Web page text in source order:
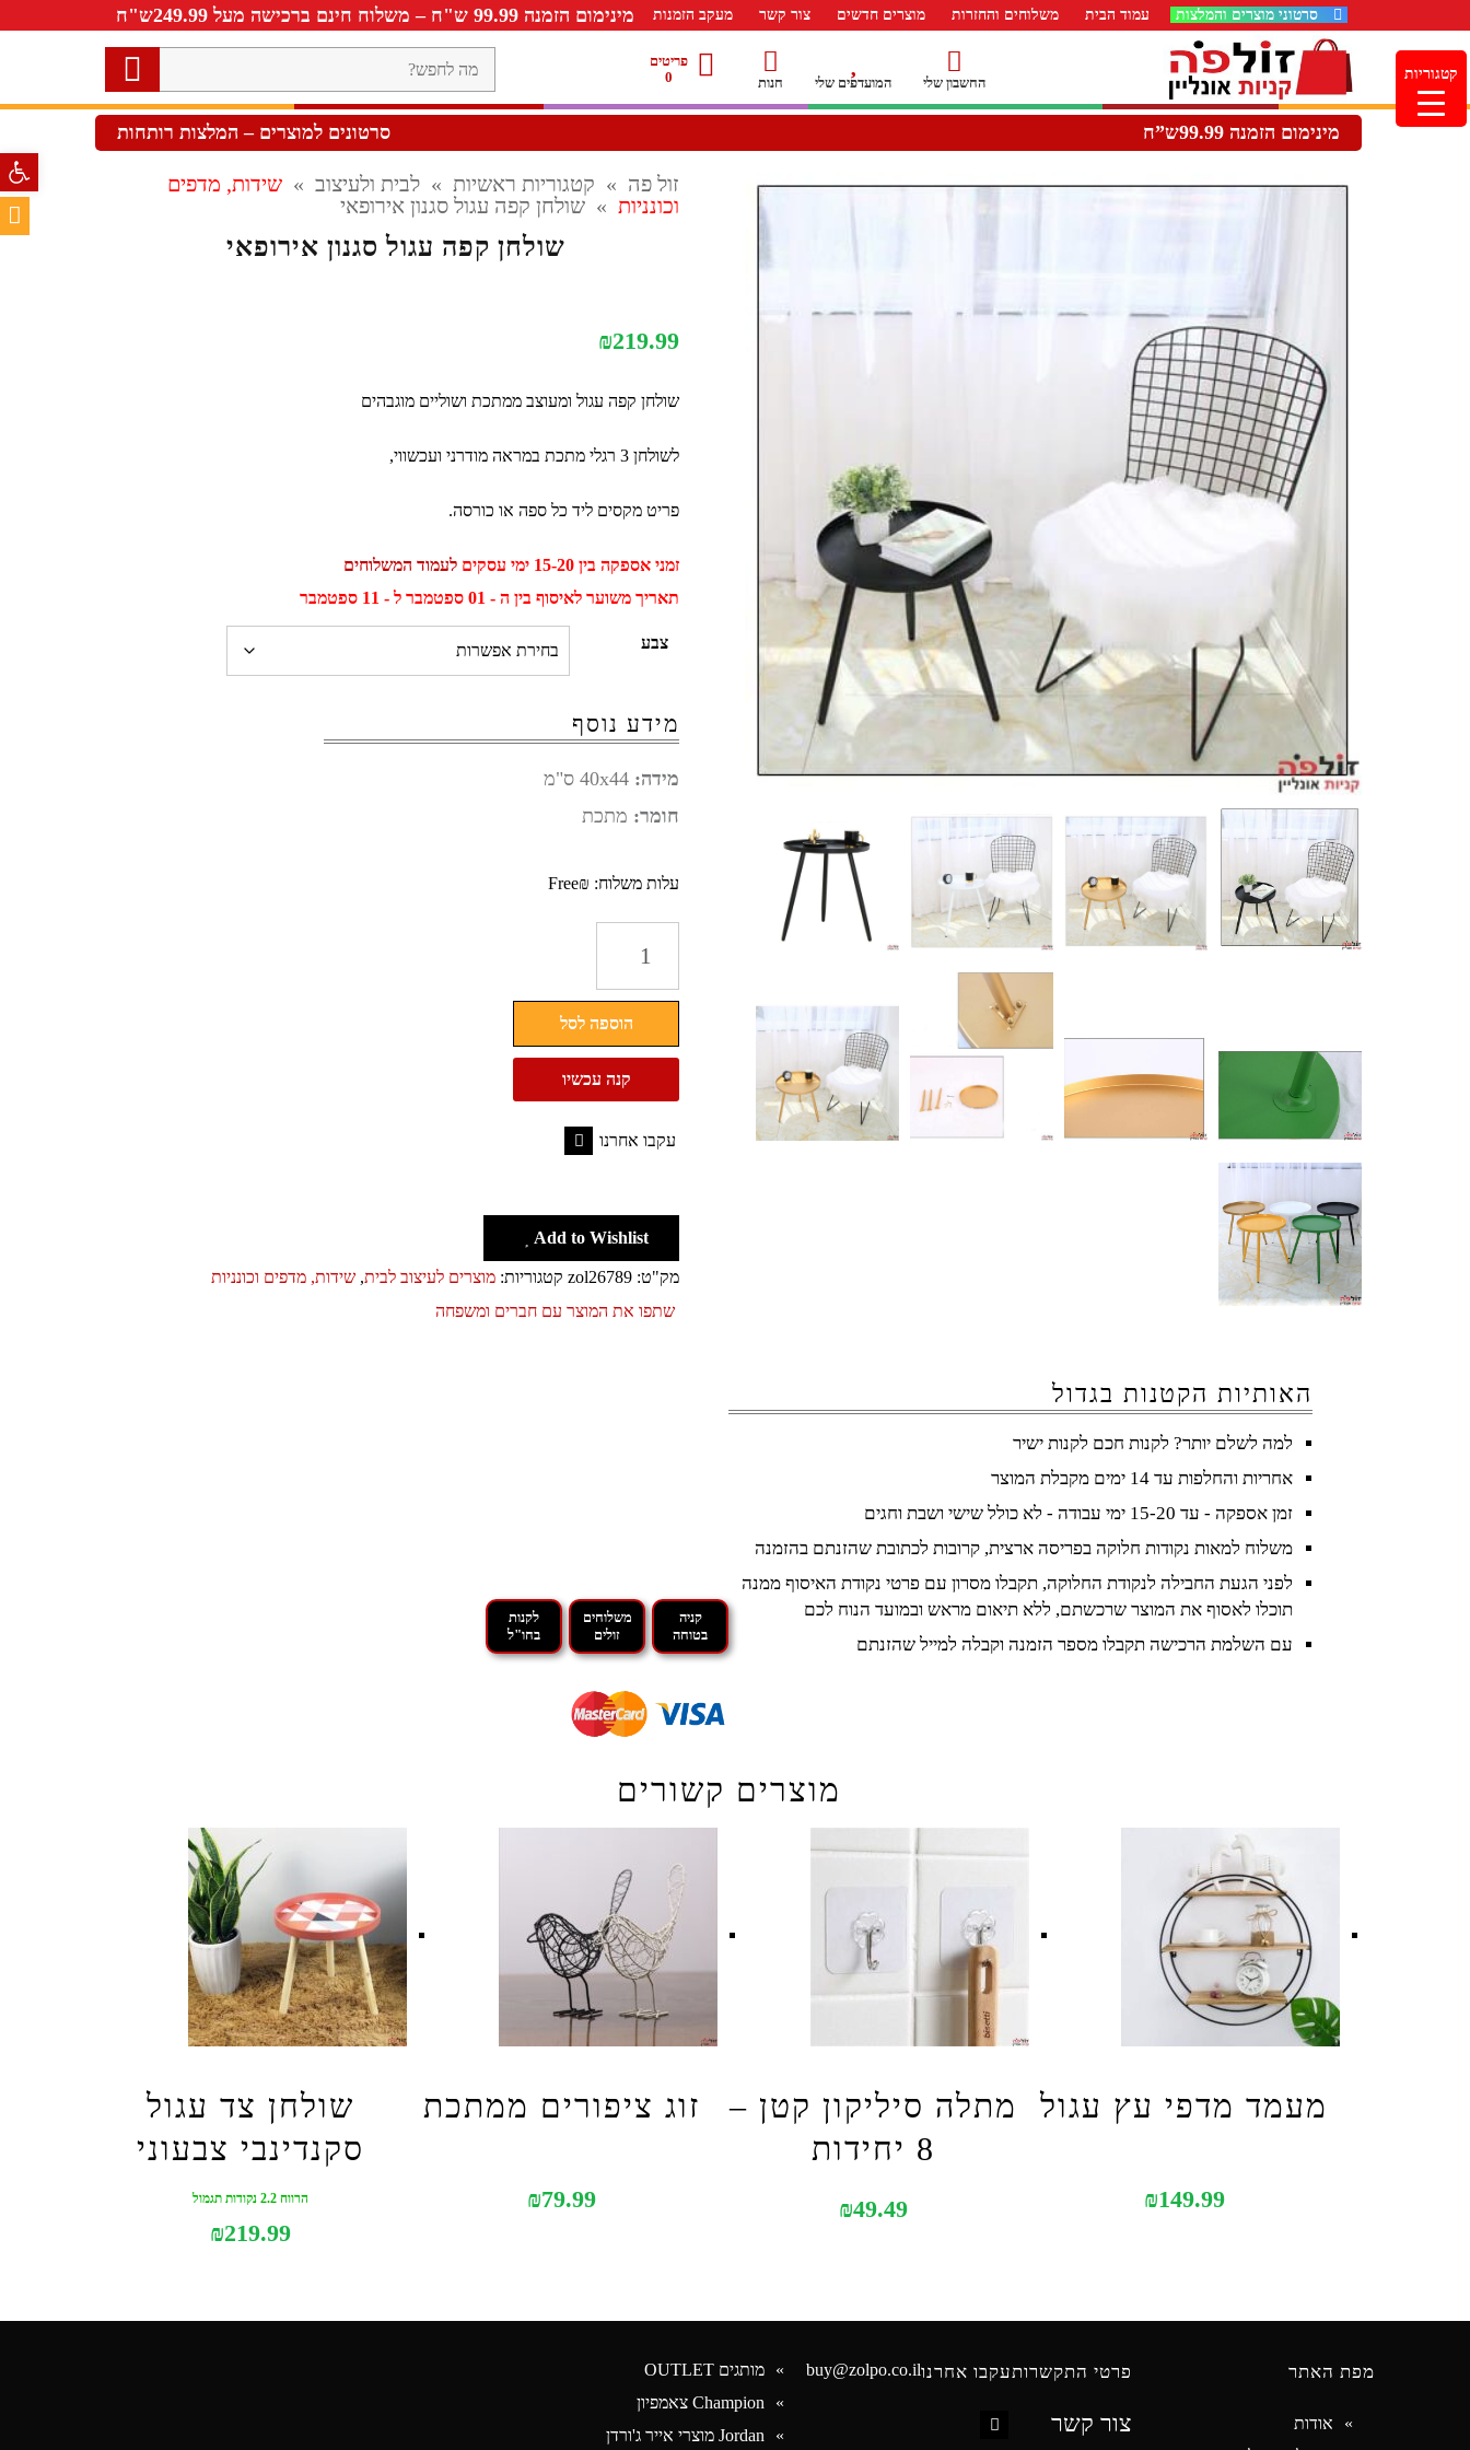
סרטוני מוצרים והמלצות עמוד הבית משלוחים והחזרות מוצרים חדשים צור קשר מעקב הזמנות מינימום הזמנה 99.99 ש"ח – משלוח חינם ברכישה מעל 249.99ש"ח
החשבון שלי המועדפים שלי חנות
פריטים
0
לחפש?
מינימום הזמנה 99.99ש”ח סרטונים למוצרים – המלצות רותחות
זול פה » קטגוריות ראשיות » לבית ולעיצוב » שידות, מדפים
וכונניות » שולחן קפה עגול סגנון אירופאי
שולחן קפה עגול סגנון אירופאי
₪219.99
שולחן קפה עגול ומעוצב ממתכת ושוליים מוגבהים
לשולחן 3 רגלי מתכת במראה מודרני ועכשווי,
פריט מקסים ליד כל ספה או כורסה.
זמני אספקה בין 15-20 ימי עסקים
לעמוד המשלוחים
תאריך משוער לאיסוף בין ה - 01 ספטמבר ל - 11 ספטמבר
צבע
מידע נוסף
מידה: 40x44 ס"מ
חומר: מתכת
עלות משלוח: ₪Free
שולחן
סגנון
אירופאי
הוספה לסל
קנה עכשיו
עקבו אחרנו
Add to Wishlist
מק"ט: zol26789 קטגוריות: מוצרים לעיצוב לבית, שידות, מדפים וכונניות
שתפו את המוצר עם חברים ומשפחה
האותיות הקטנות בגדול
למה לשלם יותר? לקנות חכם לקנות ישיר
אחריות והחלפות עד 14 ימים מקבלת המוצר
זמן אספקה - עד 15-20 ימי עבודה - לא כולל שישי ושבת וחגים
משלוח למאות נקודות חלוקה בפריסה ארצית, קרובות לכתובת שהזנתם בהזמנה
לפני הגעת החבילה לנקודת החלוקה, תקבלו מסרון עם פרטי נקודת האיסוף ממנה
תוכלו לאסוף את המוצר שרכשתם, ללא תיאום מראש ובמועד הנוח לכם
עם השלמת הרכישה תקבלו מספר הזמנה וקבלה למייל שהזנתם
קניה
בטוחה
משלוחים
זולים
לקנות
בחו"ל
מוצרים קשורים
מעמד מדפי עץ עגול
₪149.99
מתלה סיליקון קטן –
8 יחידות
₪49.49
זוג ציפורים ממתכת
₪79.99
שולחן צד עגול
סקנדינבי צבעוני
הרווח 2.2 נקודות תגמול
₪219.99
מפת האתר
אודות
פרטי התקשרות
צור קשר
עקבו אחרנוbuy@zolpo.co.il
מותגים OUTLET
Champion צאמפיון
Jordan מוצרי אייר ג'ורדן
קטגוריות
פתח